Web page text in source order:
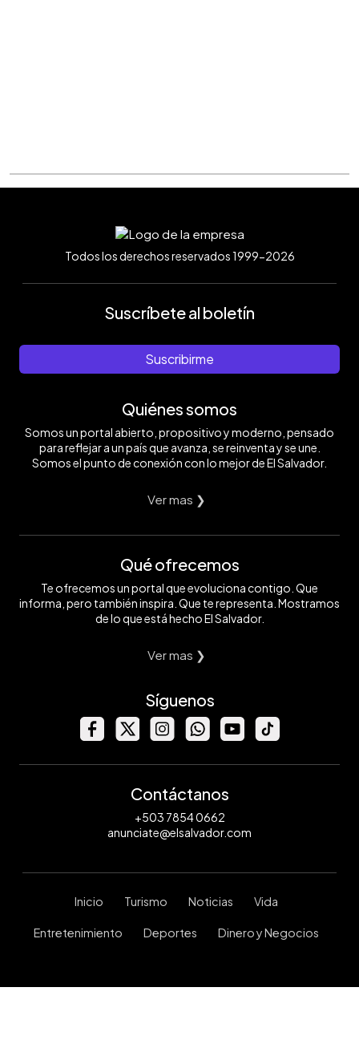
Todos los derechos reservados 1999-2026
Suscríbete al boletín
Suscribirme
Quiénes somos
Somos un portal abierto, propositivo y moderno, pensado
para reflejar a un país que avanza, se reinventa y se une.
Somos el punto de conexión con lo mejor de El Salvador.
Ver mas ❯
Qué ofrecemos
Te ofrecemos un portal que evoluciona contigo. Que
informa, pero también inspira. Que te representa. Mostramos
de lo que está hecho El Salvador.
Ver mas ❯
Síguenos
Contáctanos
+503 7854 0662
anunciate@elsalvador.com
Inicio Turismo Noticias Vida
Entretenimiento Deportes Dinero y Negocios